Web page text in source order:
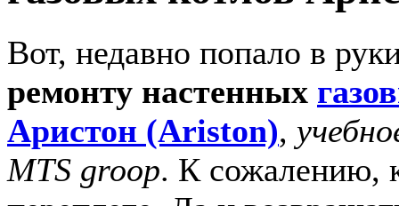
Вот, недавно попало в
ремонту настенных
Аристон (Ariston),
MTS groop. К сожалению,